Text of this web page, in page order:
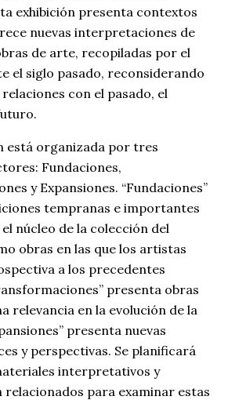
exhibición presenta contextos
nuevas interpretaciones de
de arte, recopiladas por el
el siglo pasado, reconsiderando
con el pasado, el
está organizada por tres
Fundaciones,
y Expansiones. “Fundaciones”
tempranas e importantes
núcleo de la colección del
obras en las que los artistas
a los precedentes
presenta obras
relevancia en la evolución de la
presenta nuevas
y perspectivas. Se planificará
interpretativos y
para examinar estas